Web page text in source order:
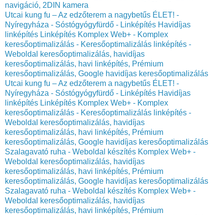
navigáció, 2DIN kamera
Utcai kung fu – Az edzőterem a nagybetűs ÉLET! -
Nyíregyháza - Sóstógyógyfürdő - Linképítés Havidíjas
linképítés Linképítés Komplex Web+ - Komplex
keresőoptimalizálás - Keresőoptimalizálás linképítés -
Weboldal keresőoptimalizálás, havidíjas
keresőoptimalizálás, havi linképítés, Prémium
keresőoptimalizálás, Google havidíjas keresőoptimalizálás
Utcai kung fu – Az edzőterem a nagybetűs ÉLET! -
Nyíregyháza - Sóstógyógyfürdő - Linképítés Havidíjas
linképítés Linképítés Komplex Web+ - Komplex
keresőoptimalizálás - Keresőoptimalizálás linképítés -
Weboldal keresőoptimalizálás, havidíjas
keresőoptimalizálás, havi linképítés, Prémium
keresőoptimalizálás, Google havidíjas keresőoptimalizálás
Szalagavató ruha - Weboldal készítés Komplex Web+ -
Weboldal keresőoptimalizálás, havidíjas
keresőoptimalizálás, havi linképítés, Prémium
keresőoptimalizálás, Google havidíjas keresőoptimalizálás
Szalagavató ruha - Weboldal készítés Komplex Web+ -
Weboldal keresőoptimalizálás, havidíjas
keresőoptimalizálás, havi linképítés, Prémium